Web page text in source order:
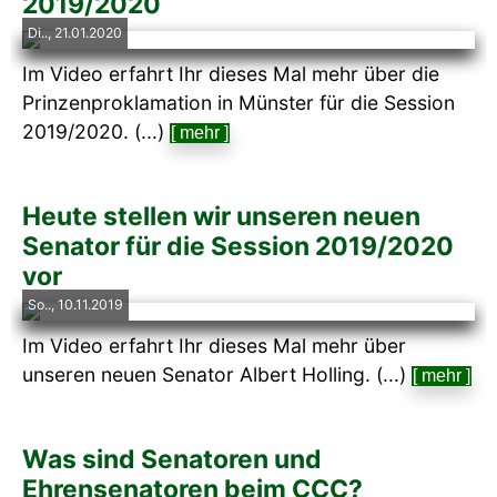
Di.., 21.01.2020
Im Video erfahrt Ihr dieses Mal mehr über die
Prinzenproklamation in Münster für die Session
2019/2020. (...) [ mehr ]
Heute stellen wir unseren neuen
Senator für die Session 2019/2020
vor
So.., 10.11.2019
Im Video erfahrt Ihr dieses Mal mehr über
unseren neuen Senator Albert Holling. (...) [ mehr ]
Was sind Senatoren und
Ehrensenatoren beim CCC?